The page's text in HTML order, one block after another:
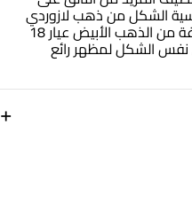
الشكل من ذهب لازوردي
مرصعة بأحجار الزركون المتلألئة مصاغة من الذهب الأبيض عيار 18
الشكل لمظهر رائع
+